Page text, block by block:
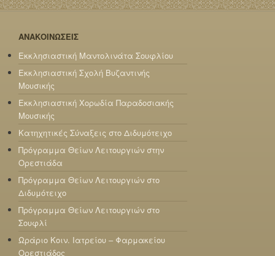
ΑΝΑΚΟΙΝΩΣΕΙΣ
Εκκλησιαστική Μαντολινάτα Σουφλίου
Εκκλησιαστική Σχολή Βυζαντινής
Μουσικής
Εκκλησιαστική Χορωδία Παραδοσιακής
Μουσικής
Κατηχητικές Σύναξεις στο Διδυμότειχο
Πρόγραμμα Θείων Λειτουργιών στην
Ορεστιάδα
Πρόγραμμα Θείων Λειτουργιών στο
Διδυμότειχο
Πρόγραμμα Θείων Λειτουργιών στο
Σουφλί
Ωράριο Κοιν. Ιατρείου – Φαρμακείου
Ορεστιάδος